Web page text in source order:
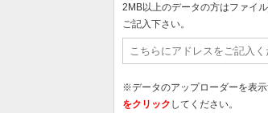
2MB以上のデータの方はファイ
ご記入下さい。
※データのアップローダーを表示
をクリック してください。